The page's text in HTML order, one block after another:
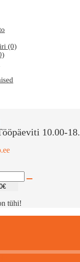
(0)
10.00-
tühi!